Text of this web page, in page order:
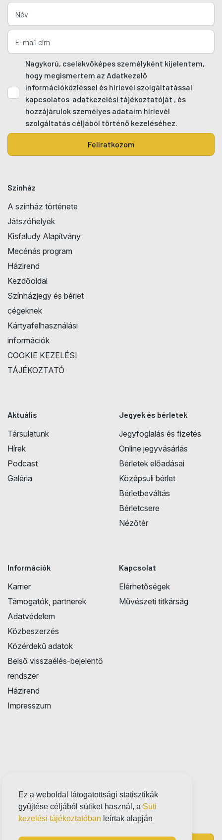
Ez a weboldal látogatottsági statisztikák
gyűjtése céljából sütiket használ, a Süti
kezelési tájékoztatóban leírtak alapján
Nagykorú, cselekvőképes személyként kijelentem,
hogy megismertem az Adatkezelő
információközléssel és hírlevél szolgáltatással
kapcsolatos adatkezelési tájékoztatóját , és
hozzájárulok személyes adataim hírlevél
szolgáltatás céljából történő kezeléséhez.
Feliratkozom
Színház
A színház története
Játszóhelyek
Kisfaludy Alapítvány
Mecénás program
Házirend
Kezdőoldal
Színházjegy és bérlet
cégeknek
Kártyafelhasználási
információk
COOKIE KEZELÉSI
TÁJÉKOZTATÓ
Aktuális
Társulatunk
Hírek
Podcast
Galéria
Jegyek és bérletek
Jegyfoglalás és fizetés
Online jegyvásárlás
Bérletek előadásai
Középsuli bérlet
Bérletbeváltás
Bérletcsere
Nézőtér
Információk
Karrier
Támogatók, partnerek
Adatvédelem
Közbeszerzés
Közérdekű adatok
Belső visszaélés-bejelentő
rendszer
Házirend
Impresszum
Kapcsolat
Elérhetőségek
Művészeti titkárság
Próbatábla